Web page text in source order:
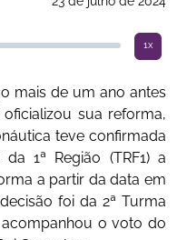
1x
mais de um ano antes
sua reforma,
teve confirmada
1ª Região (TRF1) a
a partir da data em
foi da 2ª Turma
o voto do